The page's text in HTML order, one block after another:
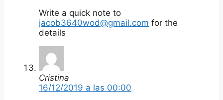
Write a quick note to
jacob3640wod@gmail.com for the
details
Cristina
16/12/2019 a las 00:00